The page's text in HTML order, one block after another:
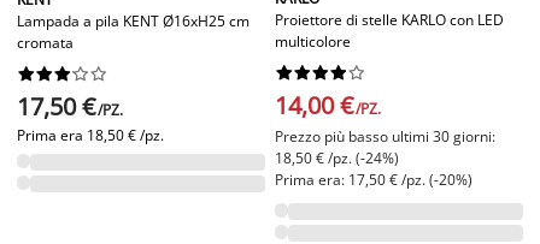
Lampada a pila KENT Ø16xH25 cm
cromata






17,50 €/PZ.
Prima era 18,50 € /pz.
Proiettore di stelle KARLO con LED
multicolore






14,00 €/PZ.
Prezzo più basso ultimi 30 giorni:
18,50 € /pz. (-24%)
Prima era: 17,50 € /pz. (-20%)